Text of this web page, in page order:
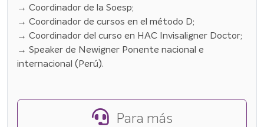
→ Coordinador de la Soesp;
→ Coordinador de cursos en el método D;
→ Coordinador del curso en HAC Invisaligner Doctor;
→ Speaker de Newigner Ponente nacional e
internacional (Perú).
Para más